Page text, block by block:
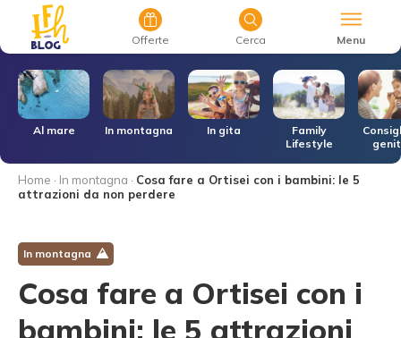
Menu
Cerca
Offerte
Al mare In montagna In gita
Family
Lifestyle
Home · In montagna · Cosa fare a Ortisei con i bambini: le 5
attrazioni da non perdere
In montagna
Cosa fare a Ortisei con i
bambini: le 5 attrazioni